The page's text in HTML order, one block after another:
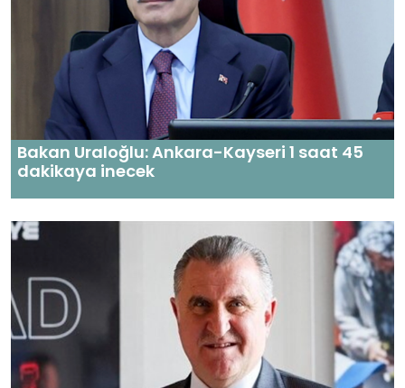
Bakan Uraloğlu: Ankara-Kayseri 1 saat 45
dakikaya inecek